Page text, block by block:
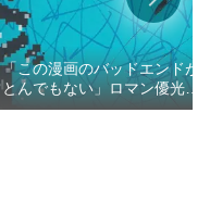
「この漫画のバッドエンドが
とんでもない」ロマン優光の
TOP3